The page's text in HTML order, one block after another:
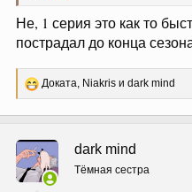
Не, 1 серия это как то
пострадал до конца
Р
е
ц
и
и
:
Доката, Niakris и dark mind
dark mind
Тёмная сестра